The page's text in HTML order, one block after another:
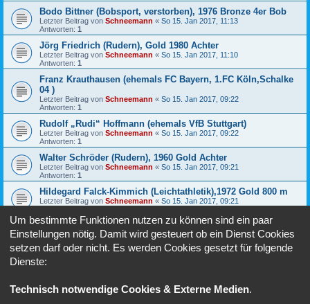
Bodo Bittner (Bobsport, verstorben), 1976 Bronze 4er Bob
Letzter Beitrag von Schneemann « So 15. Jan 2017, 11:13
Antworten: 1
Jörg Friedrich (Rudern), Gold 1980 Achter
Letzter Beitrag von Schneemann « So 15. Jan 2017, 11:10
Antworten: 1
Franz Krauthausen (ehemals FC Bayern, 1.FC Köln,Schalke
04 )
Letzter Beitrag von Schneemann « So 15. Jan 2017, 09:22
Antworten: 1
Rudolf „Rudi“ Hoffmann (ehemals VfB Stuttgart)
Letzter Beitrag von Schneemann « So 15. Jan 2017, 09:22
Antworten: 1
Walter Schröder (Rudern), 1960 Gold Achter
Letzter Beitrag von Schneemann « So 15. Jan 2017, 09:21
Antworten: 1
Hildegard Falck-Kimmich (Leichtathletik),1972 Gold 800 m
Letzter Beitrag von Schneemann « So 15. Jan 2017, 09:21
Barbara Petzold-Beyer (Skilanglauf),1976 Bronze 1980 Gold
Letzter Beitrag vonSchneemann«So 15. Jan 2017, 09:21
Antworten:
AP92 - Ausgabe Dezember 2016 - Januar-Februar 2017
Gehe zu
Um bestimmte Funktionen nutzen zu können sind ein paar
Einstellungen nötig. Damit wird gesteuert ob ein Dienst Cookies
setzen darf oder nicht. Es werden Cookies gesetzt für folgende
Dienste:
Technisch notwendige Cookies & Externe Medien.